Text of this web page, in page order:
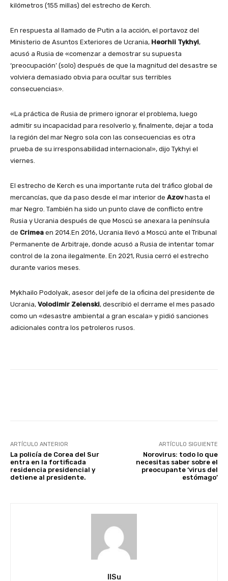
kilómetros (155 millas) del estrecho de Kerch.
En respuesta al llamado de Putin a la acción, el portavoz del
Ministerio de Asuntos Exteriores de Ucrania, Heorhii Tykhyi,
acusó a Rusia de «comenzar a demostrar su supuesta
‘preocupación’ (solo) después de que la magnitud del desastre se
volviera demasiado obvia para ocultar sus terribles
consecuencias».
«La práctica de Rusia de primero ignorar el problema, luego
admitir su incapacidad para resolverlo y, finalmente, dejar a toda
la región del mar Negro sola con las consecuencias es otra
prueba de su irresponsabilidad internacional», dijo Tykhyi el
viernes.
El estrecho de Kerch es una importante ruta del tráfico global de
mercancías, que da paso desde el mar interior de Azovhasta el
mar Negro. También ha sido un punto clave de conflicto entre
Rusia y Ucrania después de que Moscú se anexara la península
de Crimea en 2014.En 2016, Ucrania llevó a Moscú ante el Tribunal
Permanente de Arbitraje, donde acusó a Rusia de intentar tomar
control de la zona ilegalmente. En 2021, Rusia cerró el estrecho
durante varios meses.
Mykhailo Podolyak, asesor del jefe de la oficina del presidente de
Ucrania, Volodimir Zelenski, describió el derrame el mes pasado
como un «desastre ambiental a gran escala» y pidió sanciones
adicionales contra los petroleros rusos.
ARTÍCULO ANTERIOR
La policía de Corea del Sur
entra en la fortificada
residencia presidencial y
detiene al presidente.
ARTÍCULO SIGUIENTE
Norovirus: todo lo que
necesitas saber sobre el
preocupante ‘virus del
estómago’
IlSu